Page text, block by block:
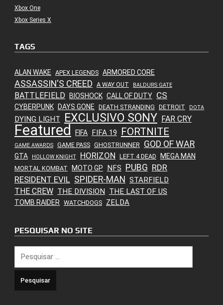
Xbox One
Xbox Series X
TAGS
ALAN WAKE APEX LEGENDS ARMORED CORE
ASSASSIN'S CREED A WAY OUT BALDURS GATE
BATTLEFIELD BIOSHOCK CALL OF DUTY CS
CYBERPUNK DAYS GONE DEATH STRANDING DETROIT DOTA
DYING LIGHT EXCLUSIVO SONY FAR CRY
Featured FIFA FIFA 19 FORTNITE
GAME AWARDS GAME PASS GHOSTRUNNER GOD OF WAR
GTA HOLLOW KNIGHT HORIZON LEFT 4 DEAD MEGA MAN
MORTAL KOMBAT MOTO GP NFS PUBG RDR
RESIDENT EVIL SPIDER-MAN STARFIELD
THE CREW THE DIVISION THE LAST OF US
TOMB RAIDER WATCHDOGS ZELDA
PESQUISAR NO SITE
por: